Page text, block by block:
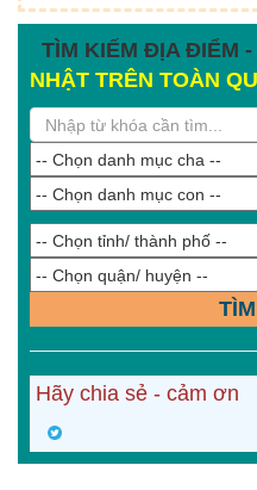
TÌM KIẾM ĐỊA ĐIỂM -
NHẬT TRÊN TOÀN
Hãy chia sẻ - cảm ơn